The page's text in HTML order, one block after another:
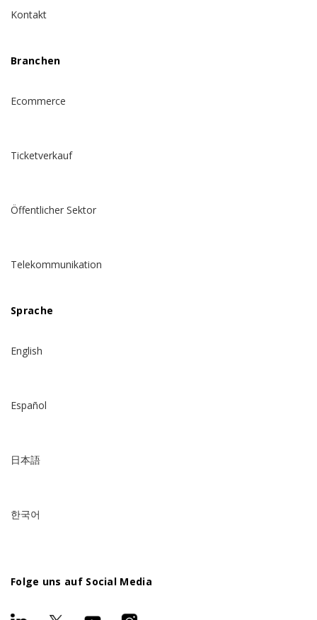
Kontakt
Branchen
Ecommerce
Ticketverkauf
Öffentlicher Sektor
Telekommunikation
Sprache
English
Español
日本語
한국어
Folge uns auf Social Media